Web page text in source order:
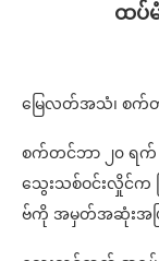
ထပ်မံ
မြေလတ်အသံ၊ စက်တ
စက်တင်ဘာ ၂၀ ရက် ဒီ
သွေးသစ်ဝင်းလှိုင်က
ဗ်ကို အမှတ်အဆုံးအဖြ